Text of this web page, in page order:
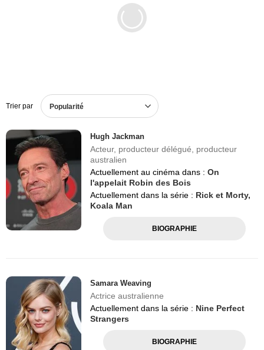
Trier par Popularité
Hugh Jackman
Acteur, producteur délégué, producteur
australien
Actuellement au cinéma dans :On
l'appelait Robin des Bois
Actuellement dans la série : Rick et Morty,
Koala Man
BIOGRAPHIE
Samara Weaving
Actrice australienne
Actuellement dans la série : Nine Perfect
Strangers
BIOGRAPHIE